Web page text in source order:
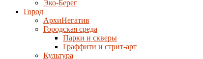
Эко-Берег
Город
АрхиНегатив
Городская среда
Парки и скверы
Граффити и стрит-арт
Культура